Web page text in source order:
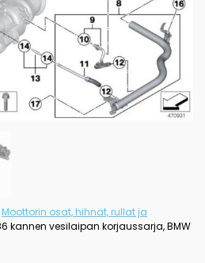
Moottorin osat, hihnat, rullat ja
kannen vesilaipan korjaussarja, BMW